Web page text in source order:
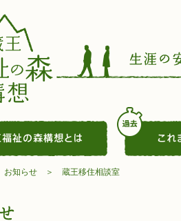
お知らせ 蔵王移住相談室